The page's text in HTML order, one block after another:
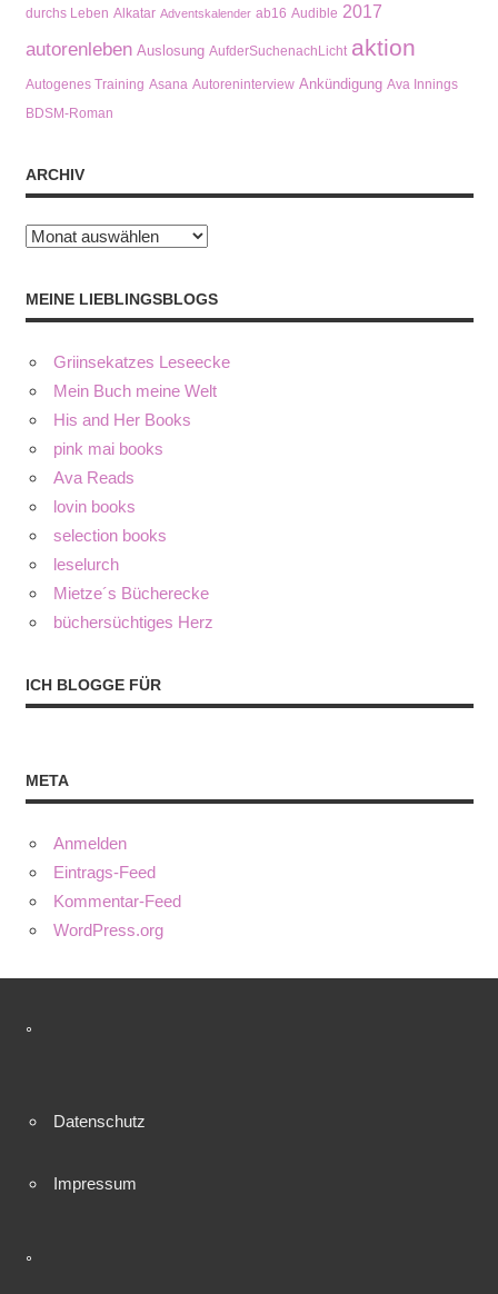
durchs Leben Alkatar Adventskalender ab16 Audible 2017
autorenleben Auslosung AufderSuchenachLicht aktion
Autogenes Training Asana Autoreninterview Ankündigung Ava Innings
BDSM-Roman
ARCHIV
Archiv
MEINE LIEBLINGSBLOGS
Griinsekatzes Leseecke
Mein Buch meine Welt
His and Her Books
pink mai books
Ava Reads
lovin books
selection books
leselurch
Mietze´s Bücherecke
büchersüchtiges Herz
ICH BLOGGE FÜR
META
Anmelden
Eintrags-Feed
Kommentar-Feed
WordPress.org
°
Datenschutz
Impressum
°